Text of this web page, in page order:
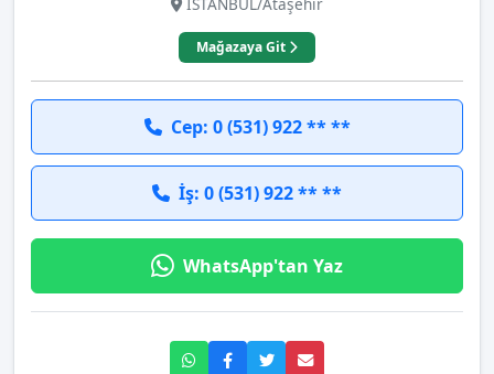
Mağazaya Git
Cep: 0 (531) 922 ** **
İş: 0 (531) 922 ** **
WhatsApp'tan Yaz